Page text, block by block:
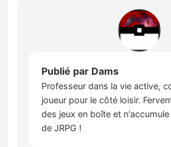
Publié par Dams
Professeur dans la vie active,
joueur pour le côté loisir.
des jeux en boîte et
de JRPG !